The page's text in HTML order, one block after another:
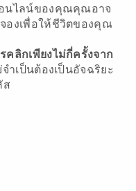
นไลน์ของคุณคุณอาจ
องเพื่อให้ชีวิตของคุณ
ลิกเพียงไม่กี่ครั้งจาก
ำเป็นต้องเป็นอัจฉริยะ
ส